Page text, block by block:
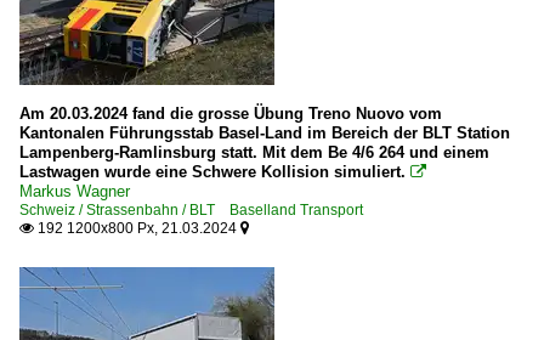
Am 20.03.2024 fand die grosse Übung Treno Nuovo vom
Kantonalen Führungsstab Basel-Land im Bereich der BLT Station
Lampenberg-Ramlinsburg statt. Mit dem Be 4/6 264 und einem
Lastwagen wurde eine Schwere Kollision simuliert. 
Markus Wagner
Schweiz / Strassenbahn / BLT Baselland Transport
 192 1200x800 Px, 21.03.2024 